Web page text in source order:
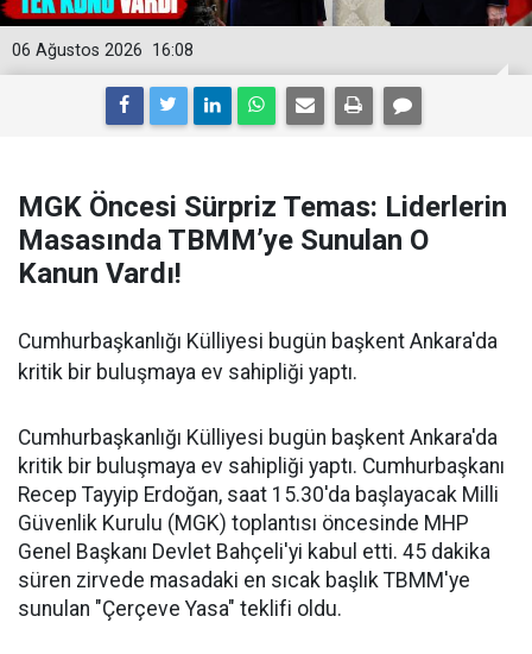
16:08
06 Ağustos 2026
MGK Öncesi Sürpriz Temas: Liderlerin
Masasında TBMM’ye Sunulan O
Kanun Vardı!
Cumhurbaşkanlığı Külliyesi bugün başkent Ankara'da
kritik bir buluşmaya ev sahipliği yaptı.
Cumhurbaşkanlığı Külliyesi bugün başkent Ankara'da
kritik bir buluşmaya ev sahipliği yaptı. Cumhurbaşkanı
Recep Tayyip Erdoğan, saat 15.30'da başlayacak Milli
Güvenlik Kurulu (MGK) toplantısı öncesinde MHP
Genel Başkanı Devlet Bahçeli'yi kabul etti. 45 dakika
süren zirvede masadaki en sıcak başlık TBMM'ye
sunulan "Çerçeve Yasa" teklifi oldu.